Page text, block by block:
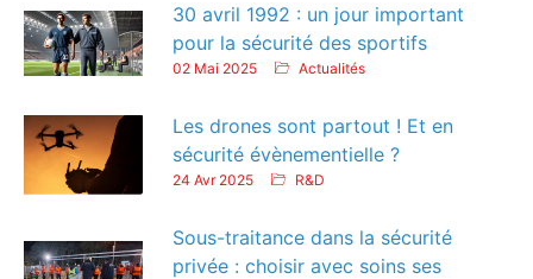
30 avril 1992 : un jour important
pour la sécurité des sportifs
02 Mai 2025 Actualités
Les drones sont partout ! Et en
sécurité évènementielle ?
24 Avr 2025 R&D
Sous-traitance dans la sécurité
privée : choisir avec soins ses